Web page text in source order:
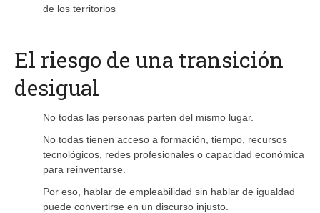
de los territorios
El riesgo de una transición
desigual
No todas las personas parten del mismo lugar.
No todas tienen acceso a formación, tiempo, recursos
tecnológicos, redes profesionales o capacidad económica
para reinventarse.
Por eso, hablar de empleabilidad sin hablar de igualdad
puede convertirse en un discurso injusto.